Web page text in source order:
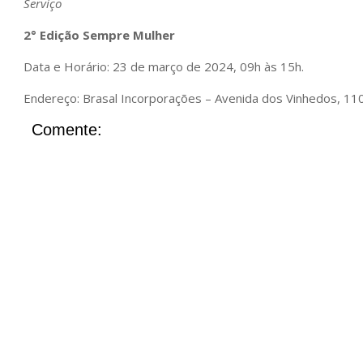
Serviço
2° Edição Sempre Mulher
Data e Horário: 23 de março de 2024, 09h às 15h.
Endereço: Brasal Incorporações – Avenida dos Vinhedos,
Comente: